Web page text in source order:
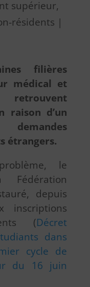
supérieur,
résidents |
filières
médical et
raison d’un
étrangers.
le
depuis
inscriptions
(Décret
dans
cycle de
du 16 juin